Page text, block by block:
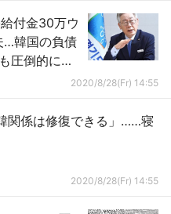
付金30万ウ
…韓国の負債
圧倒的に低
2020/8/28(Fr) 14:55
関係は修復できる」……寝
2020/8/28(Fr) 14:55